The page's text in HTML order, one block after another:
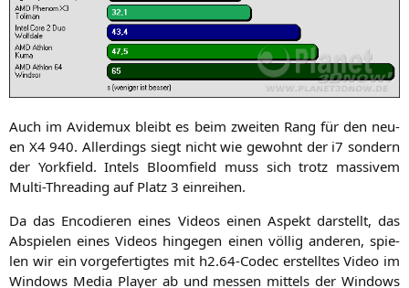
Auch im Avi­de­mux bleibt es beim zwei­ten Rang für den neu­
en X4940. Aller­dings siegt nicht wie gewohnt der i7 son­dern
der York­field. Intels Bloom­field muss sich trotz mas­si­vem
Mul­ti-Thre­a­ding auf Platz 3 einreihen.
Da das Enco­die­ren eines Vide­os einen Aspekt dar­stellt, das
Abspie­len eines Vide­os hin­ge­gen einen völ­lig ande­ren, spie­
len wir ein vor­ge­fer­tig­tes mit h2.64-Codec erstell­tes Video im
Win­dows Media Play­er ab und mes­sen mit­tels der Win­dows